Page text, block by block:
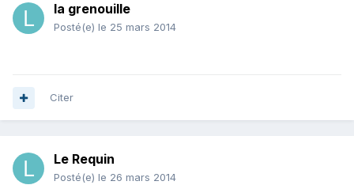
la grenouille
Posté(e) le 25 mars 2014
Citer
Le Requin
Posté(e) le 26 mars 2014